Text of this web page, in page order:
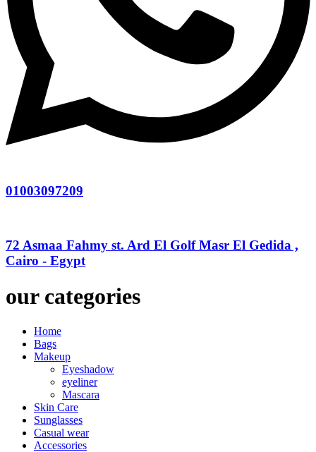
01003097209
72 Asmaa Fahmy st. Ard El Golf Masr El Gedida ,
Cairo - Egypt
our categories
Home
Bags
Makeup
Eyeshadow
eyeliner
Mascara
Skin Care
Sunglasses
Casual wear
Accessories